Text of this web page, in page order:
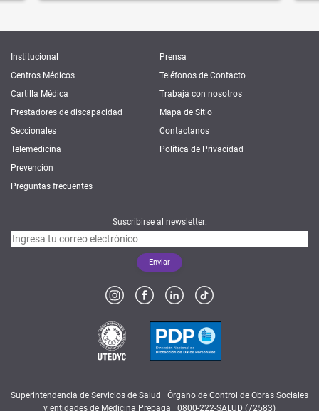
Institucional
Centros Médicos
Cartilla Médica
Prestadores de discapacidad
Seccionales
Telemedicina
Prevención
Preguntas frecuentes
Prensa
Teléfonos de Contacto
Trabajá con nosotros
Mapa de Sitio
Contactanos
Política de Privacidad
Suscribirse al newsletter:
Superintendencia de Servicios de Salud | Órgano de Control de Obras Sociales
y entidades de Medicina Prepaga | 0800-222-SALUD (72583)